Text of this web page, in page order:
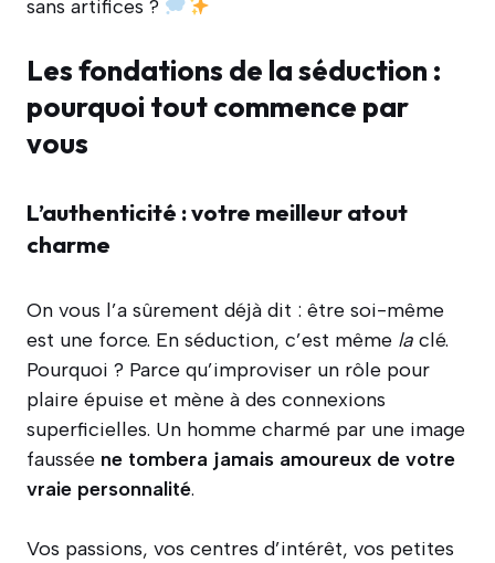
sans artifices ?
Les fondations de la séduction :
pourquoi tout commence par
vous
L’authenticité : votre meilleur atout
charme
On vous l’a sûrement déjà dit : être soi-même
est une force. En séduction, c’est même la clé.
Pourquoi ? Parce qu’improviser un rôle pour
plaire épuise et mène à des connexions
superficielles. Un homme charmé par une image
faussée ne tombera jamais amoureux de votre
vraie personnalité.
Vos passions, vos centres d’intérêt, vos petites